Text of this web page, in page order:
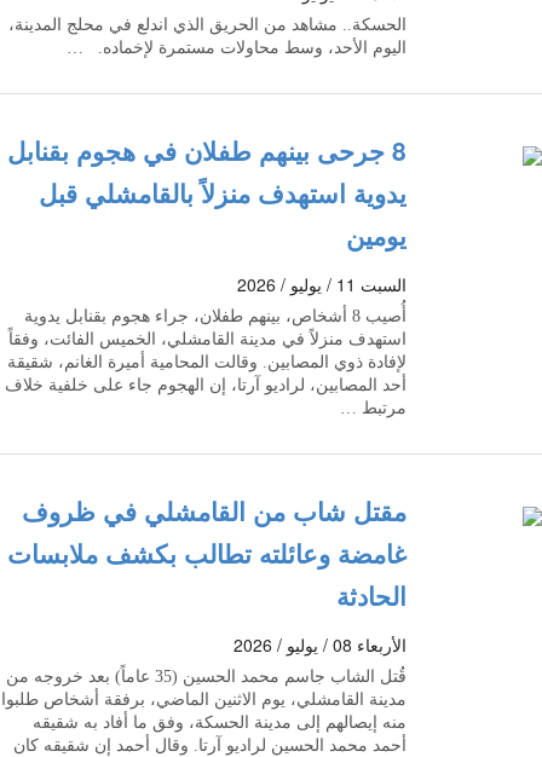
الحسكة.. مشاهد من الحريق الذي اندلع في محلج المدينة،
اليوم الأحد، وسط محاولات مستمرة لإخماده. …
8 جرحى بينهم طفلان في هجوم بقنابل
يدوية استهدف منزلاً بالقامشلي قبل
يومين
السبت 11 / يوليو / 2026
أُصيب 8 أشخاص، بينهم طفلان، جراء هجوم بقنابل يدوية
استهدف منزلاً في مدينة القامشلي، الخميس الفائت، وفقاً
لإفادة ذوي المصابين. وقالت المحامية أميرة الغانم، شقيقة
أحد المصابين، لراديو آرتا، إن الهجوم جاء على خلفية خلاف
مرتبط …
مقتل شاب من القامشلي في ظروف
غامضة وعائلته تطالب بكشف ملابسات
الحادثة
الأربعاء 08 / يوليو / 2026
قُتل الشاب جاسم محمد الحسين (35 عاماً) بعد خروجه من
مدينة القامشلي، يوم الاثنين الماضي، برفقة أشخاص طلبوا
منه إيصالهم إلى مدينة الحسكة، وفق ما أفاد به شقيقه
أحمد محمد الحسين لراديو آرتا. وقال أحمد إن شقيقه كان